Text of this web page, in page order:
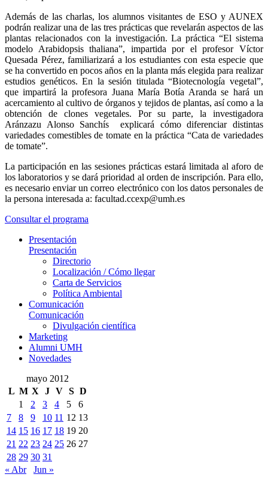
Además de las charlas, los alumnos visitantes de ESO y AUNEX
podrán realizar una de las tres prácticas que revelarán aspectos de las
plantas relacionados con la investigación. La práctica “El sistema
modelo Arabidopsis thaliana”, impartida por el profesor Víctor
Quesada Pérez, familiarizará a los estudiantes con esta especie que
se ha convertido en pocos años en la planta más elegida para realizar
estudios genéticos. En la sesión titulada “Biotecnología vegetal”,
que impartirá la profesora Juana María Botía Aranda se hará un
acercamiento al cultivo de órganos y tejidos de plantas, así como a la
obtención de clones vegetales. Por su parte, la investigadora
Aránzazu Alonso Sanchís explicará cómo diferenciar distintas
variedades comestibles de tomate en la práctica “Cata de variedades
de tomate”.
La participación en las sesiones prácticas estará limitada al aforo de
los laboratorios y se dará prioridad al orden de inscripción. Para ello,
es necesario enviar un correo electrónico con los datos personales de
la persona interesada a: facultad.ccexp@umh.es
Consultar el programa
Presentación
Presentación
Directorio
Localización / Cómo llegar
Carta de Servicios
Política Ambiental
Comunicación
Comunicación
Divulgación científica
Marketing
Alumni UMH
Novedades
mayo 2012
L M X J V S D
1
2 3 4 5
6
7
8 9 10 11 12 13
14 15 16 17 18 19 20
21 22 23 24 25 26 27
28 29 30 31
« Abr
Jun »